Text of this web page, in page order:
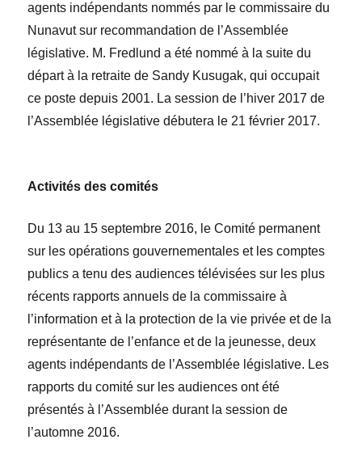
agents indépendants nommés par le commissaire du
Nunavut sur recommandation de l’Assemblée
législative. M. Fredlund a été nommé à la suite du
départ à la retraite de Sandy Kusugak, qui occupait
ce poste depuis 2001. La session de l’hiver 2017 de
l’Assemblée législative débutera le 21 février 2017.
Activités des comités
Du 13 au 15 septembre 2016, le Comité permanent
sur les opérations gouvernementales et les comptes
publics a tenu des audiences té lévisées sur les plus
récents rapports annuels de la commissaire à
l’information et à la protection de la vie privée et de la
représentante de l’enfance et de la jeunesse, deux
agents indépendants de l’Assemblée législative. Les
rapports du comité sur les audiences ont été
présentés à l’Assemblée durant la session de
l’automne 2016.